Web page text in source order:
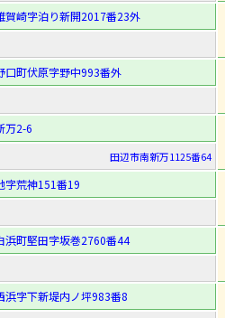
賀崎字泊り新開2017番23外
口町伏原字野中993番外
万2-6
田辺市南新万1125番64
字荒神151番19
浜町堅田字坂巻2760番44
浜字下新堤内ノ坪983番8